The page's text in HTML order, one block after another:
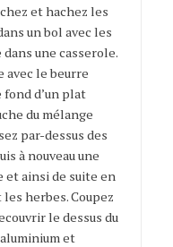
et hachez les
un bol avec les
une casserole.
avec le beurre
d’un plat
du mélange
par-dessus des
à nouveau une
et ainsi de suite en
herbes. Coupez
le dessus du
et